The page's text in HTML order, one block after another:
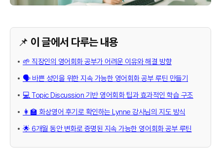
📌 이 글에서 다루는 내용
🌱 직장인의 영어회화 공부가 어려운 이유와 해결 방향
🗣️ 바쁜 성인을 위한 지속 가능한 영어회화 공부 루틴 만들기
💻 Topic Discussion 기반 영어회화 팁과 효과적인 학습 구조
👩‍🏫 화상영어 후기로 확인하는 Lynne 강사님의 지도 방식
🌟 6개월 동안 변화로 증명된 지속 가능한 영어회화 공부 루틴